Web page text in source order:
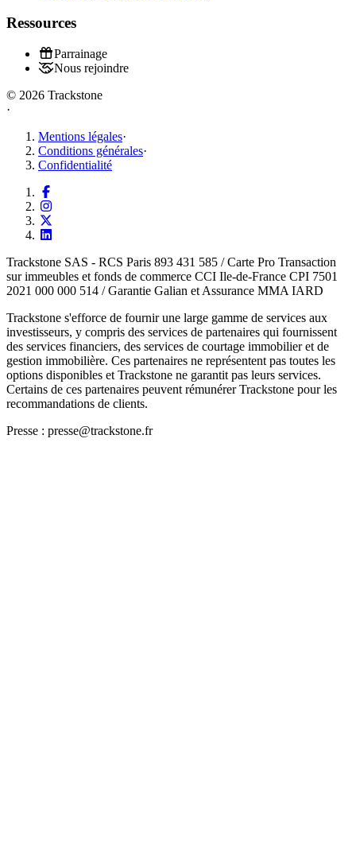
Ressources
Parrainage
Nous rejoindre
© 2026 Trackstone
·
Mentions légales·
Conditions générales·
Confidentialité
Trackstone SAS - RCS Paris 893 431 585 / Carte Pro Transaction
sur immeubles et fonds de commerce CCI Ile-de-France CPI 7501
2021 000 000 514 / Garantie Galian et Assurance MMA IARD
Trackstone s'efforce de fournir une large gamme de services aux
investisseurs, y compris des services de partenaires qui fournissent
des services financiers, des services de courtage immobilier et de
gestion immobilière. Ces partenaires ne représentent pas toutes les
options disponibles et Trackstone ne garantit pas leurs services.
Certains de ces partenaires peuvent rémunérer Trackstone pour les
recommandations de clients.
Presse : presse@trackstone.fr